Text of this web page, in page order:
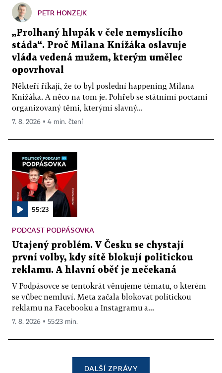
PETR HONZEJK
„Prolhaný hlupák v čele nemyslícího
stáda“. Proč Milana Knížáka oslavuje
vláda vedená mužem, kterým umělec
opovrhoval
Někteří říkají, že to byl poslední happening Milana
Knížáka. A něco na tom je. Pohřeb se státními poctami
organizovaný těmi, kterými slavný...
7. 8. 2026 ▪ 4 min. čtení
55:23
PODCAST PODPÁSOVKA
Utajený problém. V Česku se chystají
první volby, kdy sítě blokují politickou
reklamu. A hlavní oběť je nečekaná
V Podpásovce se tentokrát věnujeme tématu, o kterém
se vůbec nemluví. Meta začala blokovat politickou
reklamu na Facebooku a Instagramu a...
7. 8. 2026 ▪ 55:23 min.
DALŠÍ ZPRÁVY